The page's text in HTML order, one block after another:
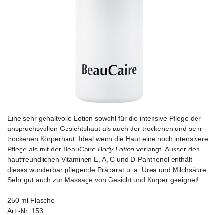
Eine sehr gehaltvolle Lotion sowohl für die intensive Pflege der
anspruchsvollen Gesichtshaut als auch der trockenen und sehr
trockenen Körperhaut. Ideal wenn die Haut eine noch intensivere
Pflege als mit der BeauCaire Body Lotion verlangt. Ausser den
hautfreundlichen Vitaminen E, A, C und D-Panthenol enthält
dieses wunderbar pflegende Präparat u. a. Urea und Milchsäure.
Sehr gut auch zur Massage von Gesicht und Körper geeignet!
250 ml Flasche
Art.-Nr. 153